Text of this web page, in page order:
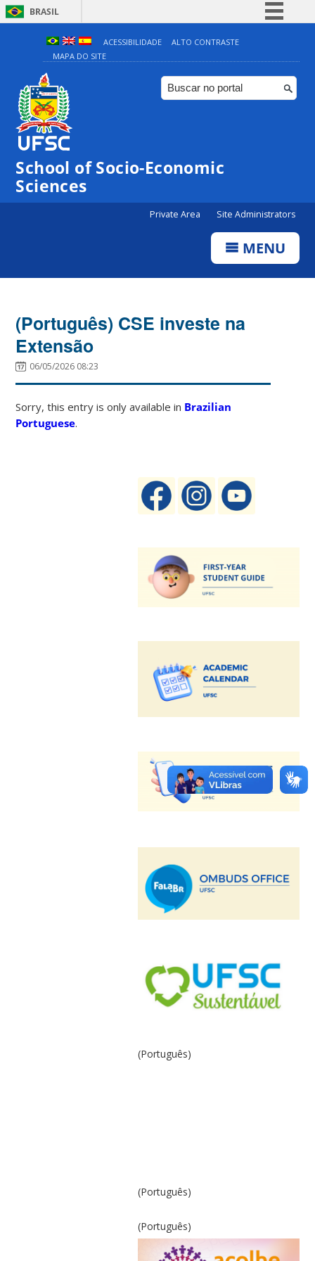
BRASIL
Simplifique!
Comunica BR
Participe
ACESSIBILIDADE
ALTO CONTRASTE
MAPA DO SITE
School of Socio-Economic
Sciences
Private Area Site Administrators
MENU
(Português) CSE investe na
Extensão
06/05/2026 08:23
Sorry, this entry is only available in Brazilian
Portuguese.
(Português)
(Português)
(Português)